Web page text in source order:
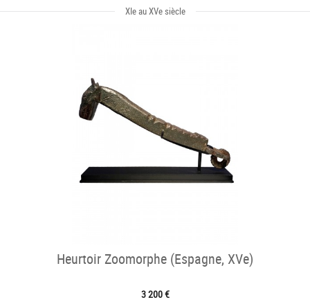
XIe au XVe siècle
Heurtoir Zoomorphe (Espagne, XVe)
3 200 €